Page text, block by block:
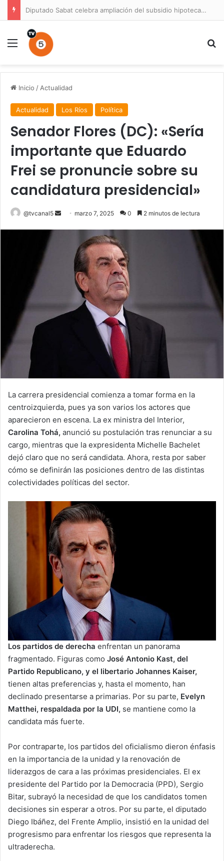
Diputado Sabat celebra ampliación del subsidio hipotecario con viviendas de hasta 6.000 UF
Menú
Inicio / Actualidad
Actualidad Los Ríos Política
Senador Flores (DC): «Sería
importante que Eduardo
Frei se pronuncie sobre su
candidatura presidencial»
@tvcanal5
Send marzo 7, 2025 0 2 minutos de lectura
La carrera presidencial comienza a tomar forma en la
centroizquierda, pues ya son varios los actores que
aparecieron en escena. La ex ministra del Interior,
Carolina Tohá, anunció su postulación tras renunciar a su
cargo, mientras que la expresidenta Michelle Bachelet
dejó claro que no será candidata. Ahora, resta por saber
cómo se definirán las posiciones dentro de las distintas
colectividades políticas del sector.
Los partidos de derecha enfrentan un panorama
fragmentado. Figuras como José Antonio Kast, del
Partido Republicano, y el libertario Johannes Kaiser,
tienen altas preferencias y, hasta el momento, han
declinado presentarse a primarias. Por su parte, Evelyn
Matthei, respaldada por la UDI, se mantiene como la
candidata más fuerte.
Por contraparte, los partidos del oficialismo dieron énfasis
en la importancia de la unidad y la renovación de
liderazgos de cara a las próximas presidenciales. El ex
presidente del Partido por la Democracia (PPD), Sergio
Bitar, subrayó la necesidad de que los candidatos tomen
decisiones sin esperar a otros. Por su parte, el diputado
Diego Ibáñez, del Frente Amplio, insistió en la unidad del
progresismo para enfrentar los riesgos que representa la
ultraderecha.